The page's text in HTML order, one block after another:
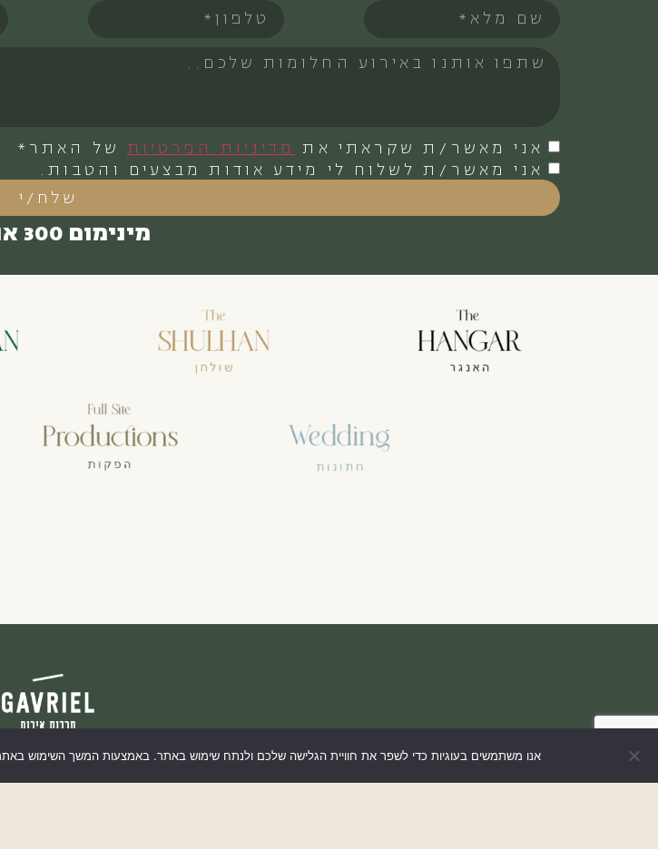
אני מאשר/ת שקראתי אתמדיניות הפרטיות של האתר*
אני מאשר/ת לשלוח לי מידע אודות מבצעים והטבות.
שלח/י
מינימום 300 אורחים
הצהרת
אנו משתמשים בעוגיות כדי לשפר את חוויית הגלישה שלכם ולנתח שימוש באתר. באמצעות המשך השימוש